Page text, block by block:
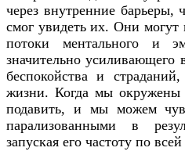
через внутренние барьеры,
смог увидеть их. Они могут
потоки ментального и
значительно усиливающего
беспокойства и
жизни. Когда мы окружены
подавить, и мы можем
парализованными в
запуская его частоту по